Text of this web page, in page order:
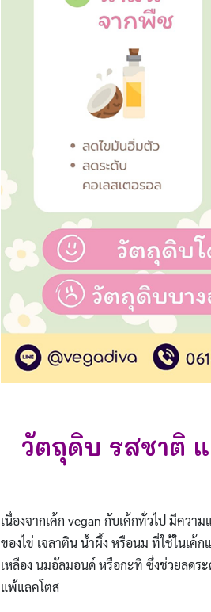
วัตถุดิบ รสชาติ แ
เนื่องจากเค้ก vegan กับเค้กทั่วไป มีควา
ของไข่ เจลาติน น้ำผึ้ง หรือนม ที่ใช้ในเค้
เหลือง นมอัลมอนด์ หรือกะทิ ซึ่งช่วยลดร
แพ้แลคโตส